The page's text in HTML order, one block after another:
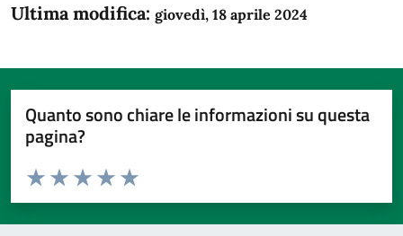
Ultima modifica: giovedì, 18 aprile 2024
Quanto sono chiare le informazioni su questa
pagina?
Domanda
Valuta da 1 a 5 stelle la pagina
Valuta 5 stelle su 5
Valuta 4 stelle su 5
Valuta 3 stelle su 5
Valuta 2 stelle su 5
Valuta 1 stelle su 5